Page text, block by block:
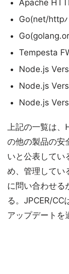
Apache
Go(net/http
Tempesta
Node.js
Node.js
Node.js
上記の一覧は
の他の製品の安
いと公表してい
め、管理してい
に問い合わせる
る。JPCER/CC
アップデートを